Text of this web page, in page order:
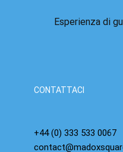
+44 (0) 333 533 0067
CONTATTACI
Esperienza di